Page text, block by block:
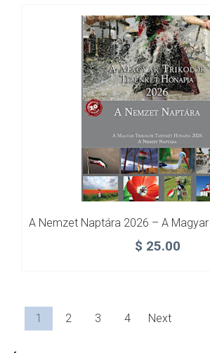
$ 25.00
1 2 3 4 Next